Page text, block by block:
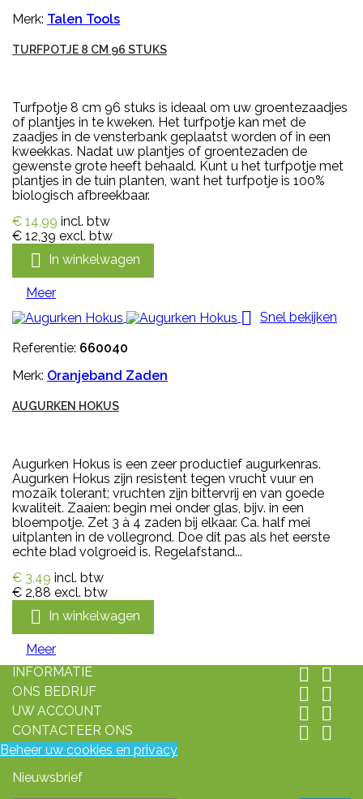
Merk: Talen Tools
TURFPOTJE 8 CM 96 STUKS
Turfpotje 8 cm 96 stuks is ideaal om uw groentezaadjes
of plantjes in te kweken. Het turfpotje kan met de
zaadjes in de vensterbank geplaatst worden of in een
kweekkas. Nadat uw plantjes of groentezaden de
gewenste grote heeft behaald. Kunt u het turfpotje met
plantjes in de tuin planten, want het turfpotje is 100%
biologisch afbreekbaar.
€ 14,99 incl. btw
€ 12,39 excl. btw
 In winkelwagen
Meer
 Snel bekijken
Referentie: 660040
Merk: Oranjeband Zaden
AUGURKEN HOKUS
Augurken Hokus is een zeer productief augurkenras.
Augurken Hokus zijn resistent tegen vrucht vuur en
mozaïk tolerant; vruchten zijn bittervrij en van goede
kwaliteit. Zaaien: begin mei onder glas, bijv. in een
bloempotje. Zet 3 à 4 zaden bij elkaar. Ca. half mei
uitplanten in de vollegrond. Doe dit pas als het eerste
echte blad volgroeid is. Regelafstand...
€ 3,49 incl. btw
€ 2,88 excl. btw
 In winkelwagen
Meer
INFORMATIE
 
ONS BEDRIJF  
UW ACCOUNT  
CONTACTEER ONS  
Beheer uw cookies en privacy
Nieuwsbrief